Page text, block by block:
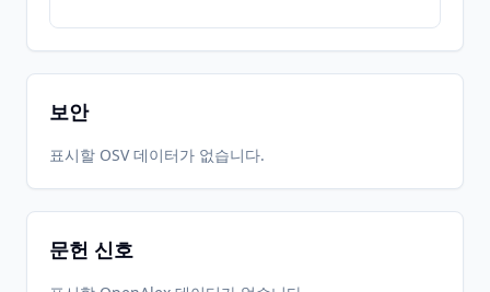
보안
표시할 OSV 데이터가 없습니다.
문헌 신호